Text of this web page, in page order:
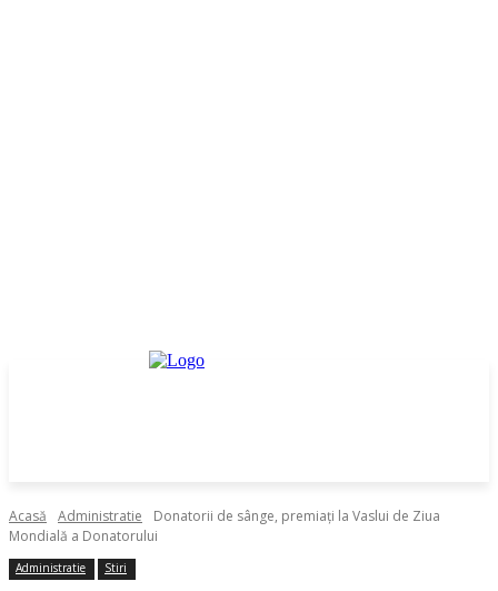
Acasă Administratie
Donatorii de sânge, premiați la Vaslui de Ziua
Mondială a Donatorului
Administratie Stiri